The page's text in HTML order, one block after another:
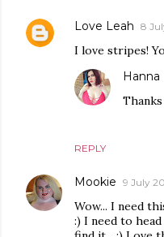
Love Leah 8
I love stripes!
REPLY
Hanna
Mookie 9 July
Wow... I need
:) I need to